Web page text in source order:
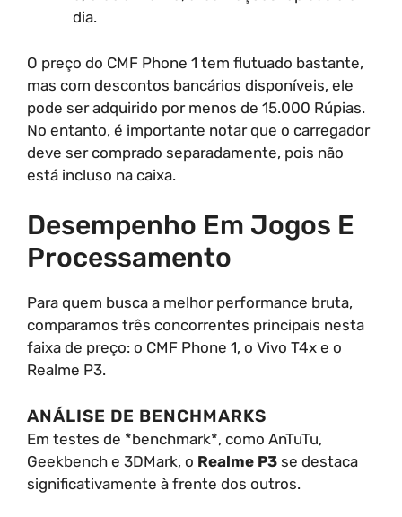
dia.
O preço do CMF Phone 1 tem flutuado bastante,
mas com descontos bancários disponíveis, ele
pode ser adquirido por menos de 15.000 Rúpias.
No entanto, é importante notar que o carregador
deve ser comprado separadamente, pois não
está incluso na caixa.
Desempenho Em Jogos E
Processamento
Para quem busca a melhor performance bruta,
comparamos três concorrentes principais nesta
faixa de preço: o CMF Phone 1, o Vivo T4x e o
Realme P3.
ANÁLISE DE BENCHMARKS
Em testes de *benchmark*, como AnTuTu,
Geekbench e 3DMark, o Realme P3 se destaca
significativamente à frente dos outros.